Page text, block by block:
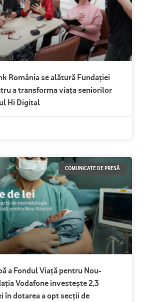
România se alătură Fundației
a transforma viața seniorilor
Hi Digital
COMUNICATE DE PRESĂ
a Fondul Viață pentru Nou-
Vodafone investește 2,3
în dotarea a opt secții de